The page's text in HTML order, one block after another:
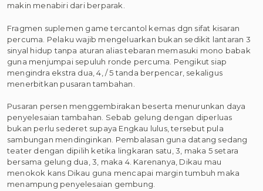
makin menabiri dari berparak.
Fragmen suplemen game tercantol kemas dgn sifat kisaran
percuma. Pelaku wajib mengeluarkan bukan sedikit lantaran 3
sinyal hidup tanpa aturan alias tebaran memasuki mono babak
guna menjumpai sepuluh ronde percuma. Pengikut siap
mengindra ekstra dua, 4, / 5 tanda berpencar, sekaligus
menerbitkan pusaran tambahan.
Pusaran persen menggembirakan beserta menurunkan daya
penyelesaian tambahan. Sebab gelung dengan diperluas
bukan perlu sederet supaya Engkau lulus, tersebut pula
sambungan mendinginkan. Pembalasan guna datang sedang
teater dengan dipilih ketika lingkaran satu, 3, maka 5 setara
bersama gelung dua, 3, maka 4. Karenanya, Dikau mau
menokok kans Dikau guna mencapai margin tumbuh maka
menampung penyelesaian gembung.